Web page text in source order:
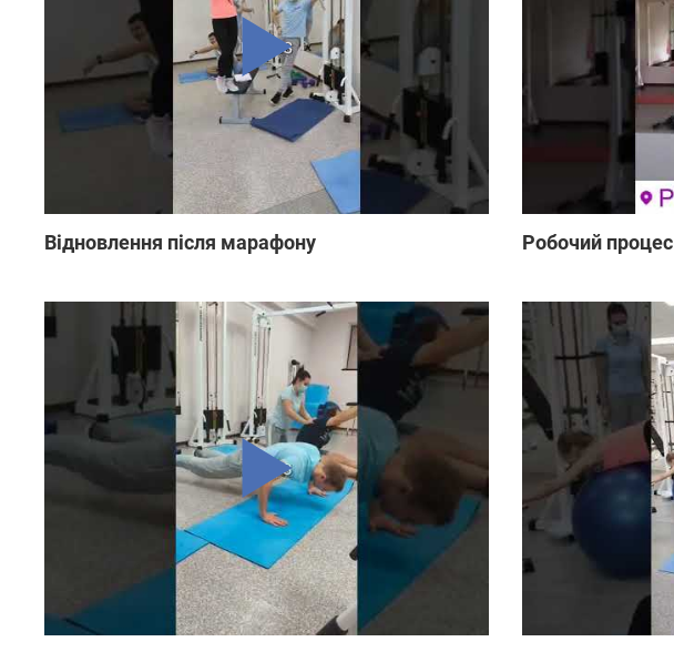
Відновлення після марафону Робочий процес